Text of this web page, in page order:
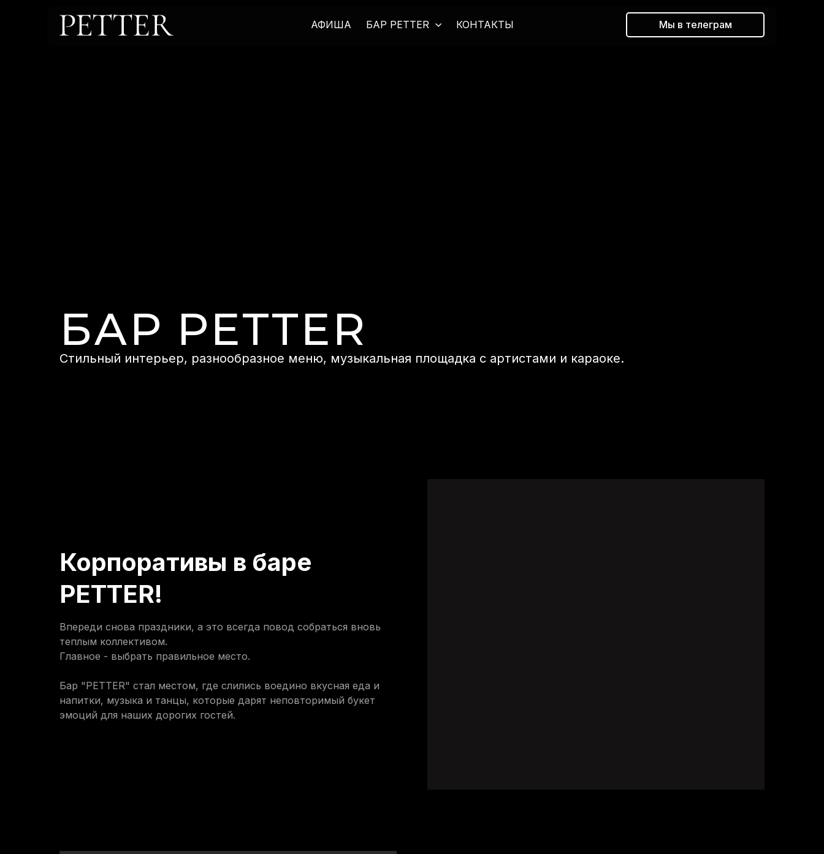
АФИША БАР PETTER КОНТАКТЫ Мы в телеграм
БАР PETTER
Стильный интерьер, разнообразное меню, музыкальная площадка с артистами и караоке.
Корпоративы в баре
PETTER!
Впереди снова праздники, а это всегда повод собраться вновь
теплым коллективом.
Главное - выбрать правильное место.
Бар "PETTER" стал местом, где слились воедино вкусная еда и
напитки, музыка и танцы, которые дарят неповторимый букет
эмоций для наших дорогих гостей.